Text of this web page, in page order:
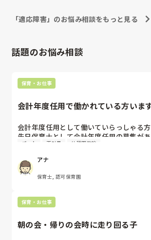
嫌だ。でもストレートに「正直今は信用で
私も考え方変えて前向きに頑張ります！と
長副園長にお伝えした。園長や副園長、ペ
だが、キツく感じていた先生に「そう簡単
わらない」、「保育の熱量の差を感じる」
けどそれは新任の立場として言えなかった
量がその先生に及んでいないのも分かる。
だけどカウンセリング行ったり、親と話し
くものじゃないが、実践して上手くいった
る。
な、と思うと苦しくて眠りが浅くなってし
以上何を頑張ればいいの、、、疲れた（ ;  ;
生懸命受け止めて努力される方だと思います
そ、きつく言われたことも受け止めようと頑
るるんさんは充分頑張っていらっしゃると思
なんのアドバイスにもなってませんが💦時間
るるんさんが楽しく働ける状態になれること
「適応障害」のお悩み相談をもっと見る
話題のお悩み相談
保育・お仕事
会計年度任用で働かれている方いま
会計年度任用として働いていらっしゃる
先日保育士として会計年度任用の募集があ
赤ちゃん訪問を主にするようですが、園勤
たいです。
よろしくお願いします。
パート 正社員 幼稚園教諭
アナ
保育士, 認可保育園
保育・お仕事
朝の会・帰りの会時に走り回る子